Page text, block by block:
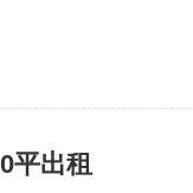
平出租